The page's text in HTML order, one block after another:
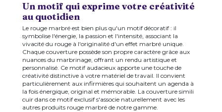
Un motif qui exprime votre créativité
au quotidien
Le rouge marbré est bien plus qu'un motif décoratif : il
symbolise l'énergie, la passion et l'intensité, associant la
vivacité du rouge à l'originalité d'un effet marbré unique.
Chaque couverture possède son propre caractère grâce aux
nuances du marbrinage, offrant un rendu artistique et
personnalisé. Ce motif audacieux apporte une touche de
créativité distinctive à votre matériel de travail. Il convient
particulièrement aux infirmières qui souhaitent un agenda à
la fois énergique, original et mémorable. La couverture simili
cuir dans ce motif exclusif s'associe naturellement avec les
autres produits rouge marbré de notre gamme.